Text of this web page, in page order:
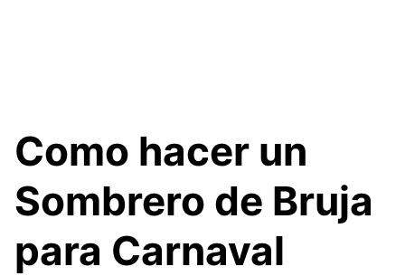
Como hacer un
Sombrero de Bruja
para Carnaval